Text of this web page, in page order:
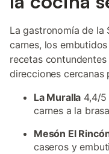
La gastronomía de la
carnes, los
recetas
direcciones cercanas
La Muralla 4,4/
carnes a la
Mesón El
caseros y